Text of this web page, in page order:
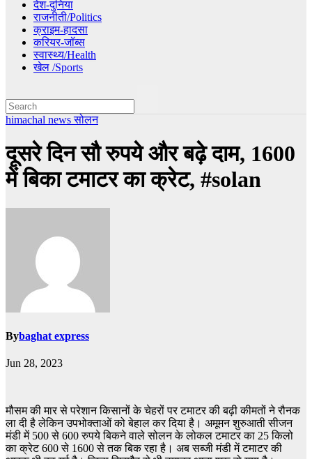
देश-दुनिया
राजनीती/Politics
क्राइम-हादसा
करियर-जॉब्स
स्वास्थ्य/Health
खेल /Sports
himachal newsसोलन
दूसरे दिन सौ रुपये और बढ़े दाम, 1600
में बिका टमाटर का क्रेट, #solan
Bybaghat express
Jun 28, 2023
मौसम की मार से परेशान किसानों के चेहरों पर टमाटर की बढ़ी कीमतों ने रौनक
ला दी है लेकिन उपभोक्ताओं को बेहाल कर दिया है। अमूमन शुरुआती सीजन
मंडी में 500 से 600 रुपये बिकने वाले सोलन के लोकल टमाटर का 25 किलो
का क्रेट 600 से 1600 से तक बिक रहा है। अब सब्जी मंडी में टमाटर की